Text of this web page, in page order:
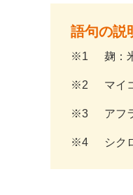
語句の説
※1 麹：
※2 マイ
※3 アフ
※4 シク